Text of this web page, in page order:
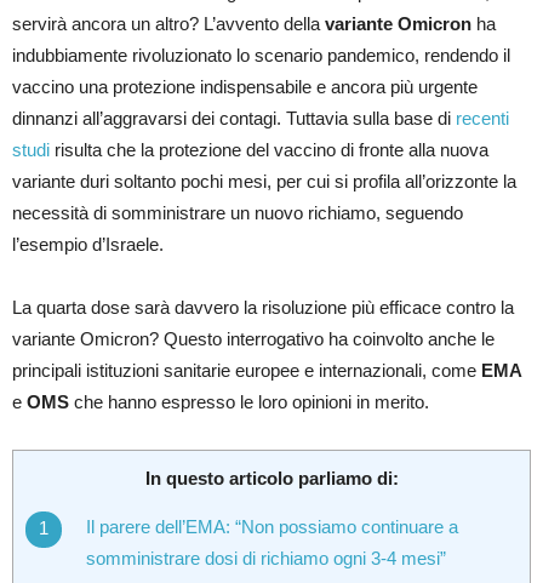
servirà ancora un altro? L’avvento della variante Omicron ha
indubbiamente rivoluzionato lo scenario pandemico, rendendo il
vaccino una protezione indispensabile e ancora più urgente
dinnanzi all’aggravarsi dei contagi. Tuttavia sulla base di recenti
studi risulta che la protezione del vaccino di fronte alla nuova
variante duri soltanto pochi mesi, per cui si profila all’orizzonte la
necessità di somministrare un nuovo richiamo, seguendo
l’esempio d’Israele.
La quarta dose sarà davvero la risoluzione più efficace contro la
variante Omicron? Questo interrogativo ha coinvolto anche le
principali istituzioni sanitarie europee e internazionali, come EMA
e OMS che hanno espresso le loro opinioni in merito.
In questo articolo parliamo di:
Il parere dell’EMA: “Non possiamo continuare a
somministrare dosi di richiamo ogni 3-4 mesi”